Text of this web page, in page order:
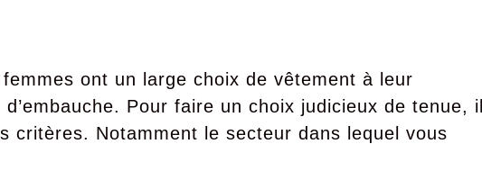
ont un large choix de vêtement à leur
Pour faire un choix judicieux de tenue, il
critères. Notamment le secteur dans lequel vous